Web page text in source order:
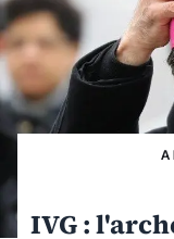
A
IVG :